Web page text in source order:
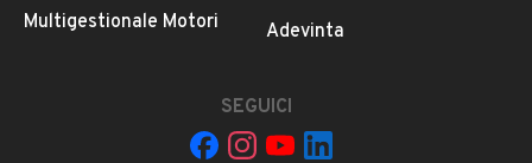
Multigestionale Motori
Adevinta
SEGUICI